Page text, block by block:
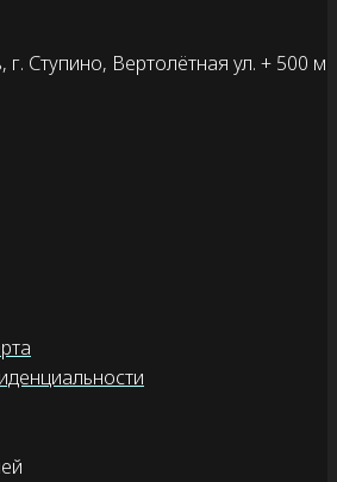
Ступино, Вертолётная ул. + 500 м